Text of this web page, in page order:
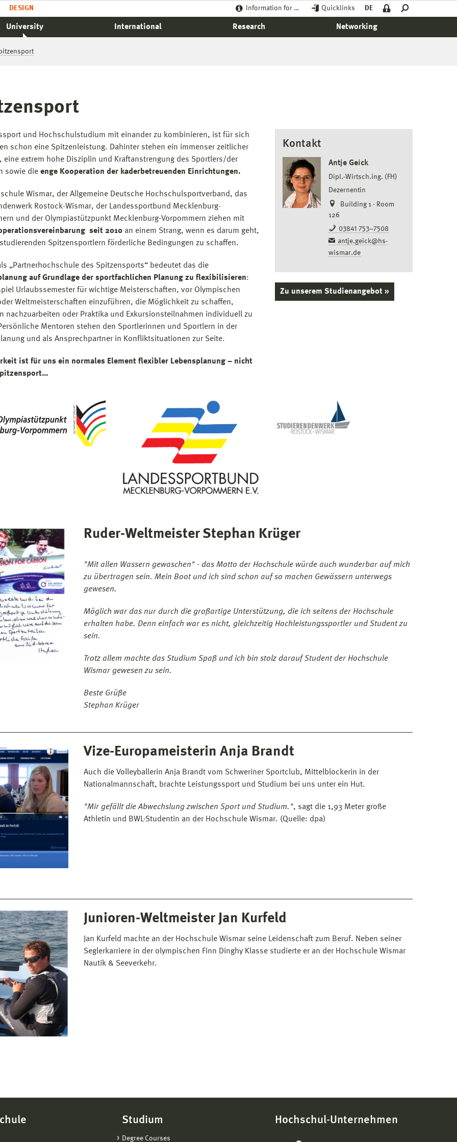
DESIGN Information for … Quicklinks DE
University International Research Networking
und Hochschulstudium mit einander zu kombinieren, ist für sich
schon eine Spitzenleistung. Dahinter stehen ein immenser zeitlicher
eine extrem hohe Disziplin und Kraftanstrengung des Sportlers/der
sowie die enge Kooperation der kaderbetreuenden Einrichtungen.
Wismar, der Allgemeine Deutsche Hochschulsportverband, das
Rostock-Wismar, der Landessportbund Mecklenburg-
und der Olympiastützpunkt Mecklenburg-Vorpommern ziehen mit
seit 2010 an einem Strang, wenn es darum geht,
Spitzensportlern förderliche Bedingungen zu schaffen.
„Partnerhochschule des Spitzensports“ bedeutet das die
auf Grundlage der sportfachlichen Planung zu flexibilisieren:
Urlaubssemester für wichtige Meisterschaften, vor Olympischen
Weltmeisterschaften einzuführen, die Möglichkeit zu schaffen,
nachzuarbeiten oder Praktika und Exkursionsteilnahmen individuell zu
Mentoren stehen den Sportlerinnen und Sportlern in der
und als Ansprechpartner in Konfliktsituationen zur Seite.
ist für uns ein normales Element flexibler Lebensplanung – nicht
Kontakt
Antje Geick
Dipl.-Wirtsch.ing. (FH)
Dezernentin
Building 1 · Room
126
03841 753–7508
antje.geick@hs-
wismar.de
Zu unserem Studienangebot »
Ruder-Weltmeister Stephan Krüger
"Mit allen Wassern gewaschen" - das Motto der Hochschule würde auch wunderbar auf mich
zu übertragen sein. Mein Boot und ich sind schon auf so machen Gewässern unterwegs
gewesen.
Möglich war das nur durch die großartige Unterstützung, die ich seitens der Hochschule
erhalten habe. Denn einfach war es nicht, gleichzeitig Hochleistungssportler und Student zu
sein.
Trotz allem machte das Studium Spaß und ich bin stolz darauf Student der Hochschule
Wismar gewesen zu sein.
Beste Grüße
Stephan Krüger
Vize-Europameisterin Anja Brandt
Auch die Volleyballerin Anja Brandt vom Schweriner Sportclub, Mittelblockerin in der
Nationalmannschaft, brachte Leistungssport und Studium bei uns unter ein Hut.
"Mir gefällt die Abwechslung zwischen Sport und Studium.", sagt die 1,93 Meter große
Athletin und BWL-Studentin an der Hochschule Wismar. (Quelle: dpa)
Junioren-Weltmeister Jan Kurfeld
Jan Kurfeld machte an der Hochschule Wismar seine Leidenschaft zum Beruf. Neben seiner
Seglerkarriere in der olympischen Finn Dinghy Klasse studierte er an der Hochschule Wismar
Nautik & Seeverkehr.
Studium
Degree Courses
Hochschul-Unternehmen